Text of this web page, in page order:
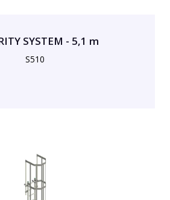
SYSTEM - 5,1 m
S510